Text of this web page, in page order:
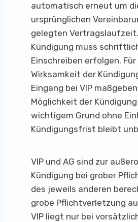
automatisch erneut um
ursprünglichen
gelegten
Kündigung muss
Einschreiben erfolgen. Für
Wirksamkeit der
Eingang bei VIP
Möglichkeit der
wichtigem Grund ohne
Kündigungsfrist bleibt
VIP und AG sind zur
Kündigung bei grober
des jeweils anderen
grobe Pflichtverletzung
VIP liegt nur bei